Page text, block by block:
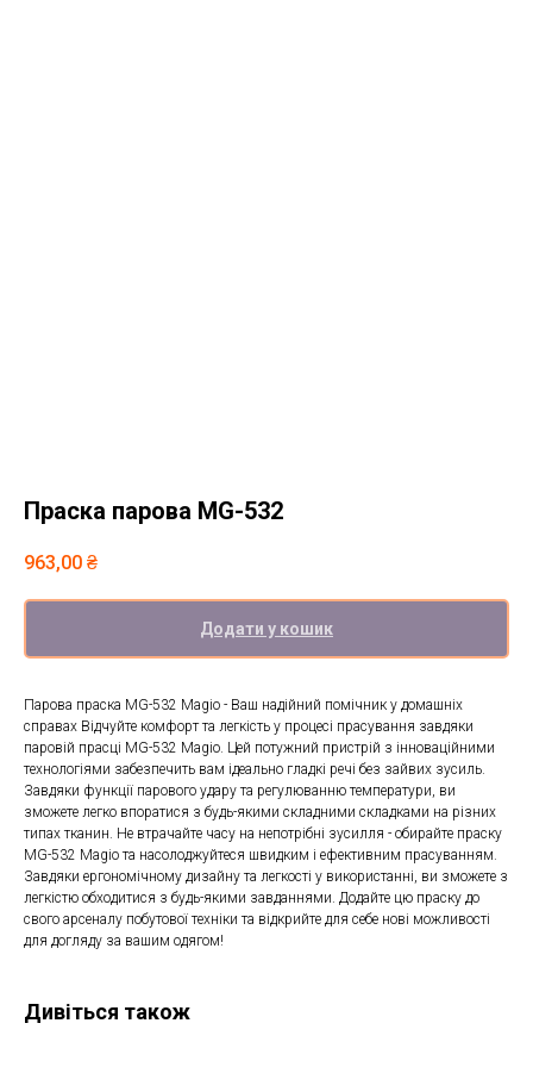
Праска парова MG-532
963,00 ₴
Додати у кошик
Парова праска MG-532 Magio - Ваш надійний помічник у домашніх
справах Відчуйте комфорт та легкість у процесі прасування завдяки
паровій прасці MG-532 Magio. Цей потужний пристрій з інноваційними
технологіями забезпечить вам ідеально гладкі речі без зайвих зусиль.
Завдяки функції парового удару та регулюванню температури, ви
зможете легко впоратися з будь-якими складними складками на різних
типах тканин. Не втрачайте часу на непотрібні зусилля - обирайте праску
MG-532 Magio та насолоджуйтеся швидким і ефективним прасуванням.
Завдяки ергономічному дизайну та легкості у використанні, ви зможете з
легкістю обходитися з будь-якими завданнями. Додайте цю праску до
свого арсеналу побутової техніки та відкрийте для себе нові можливості
для догляду за вашим одягом!
Дивіться також